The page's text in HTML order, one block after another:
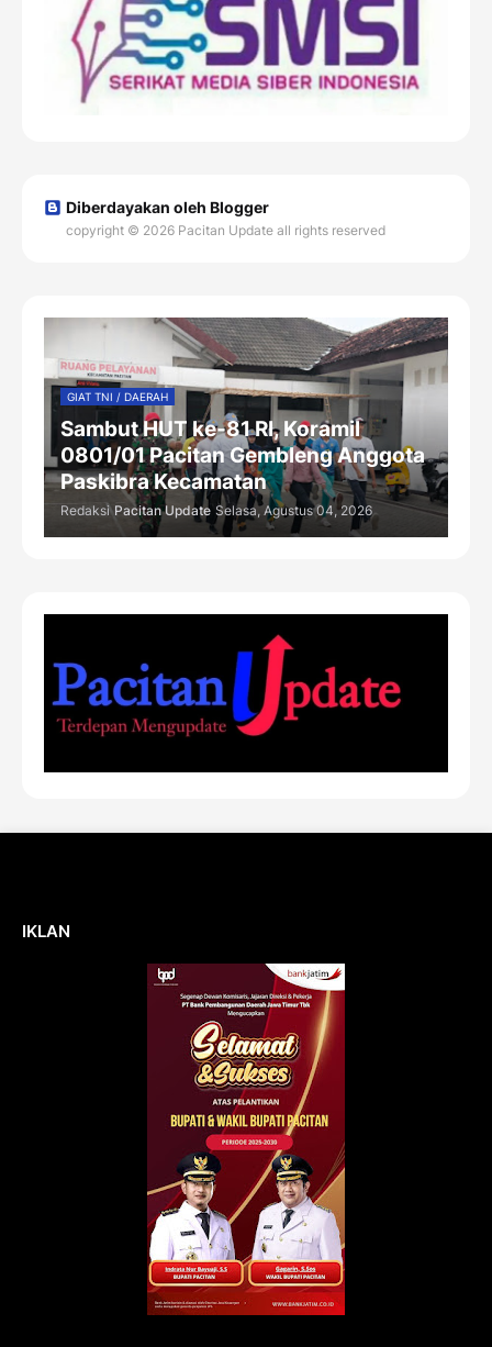
Diberdayakan oleh Blogger
copyright © 2026 Pacitan Update all rights reserved
GIAT TNI / DAERAH
Sambut HUT ke-81 RI, Koramil
0801/01 Pacitan Gembleng Anggota
Paskibra Kecamatan
Redaksi Pacitan Update Selasa, Agustus 04, 2026
IKLAN